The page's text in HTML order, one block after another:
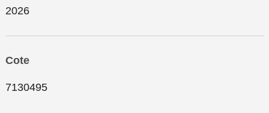
2026
Cote
7130495